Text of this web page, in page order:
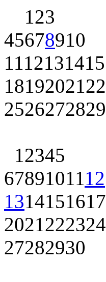
123
45678910
1112131415
1819202122
2526272829
12345
6789101112
1314151617
2021222324
27282930